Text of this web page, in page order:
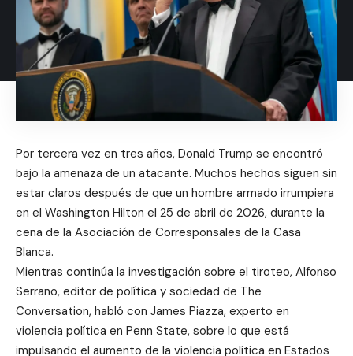
Por tercera vez en tres años, Donald Trump se encontró
bajo la amenaza de un atacante. Muchos hechos siguen sin
estar claros después de que un hombre armado irrumpiera
en el Washington Hilton el 25 de abril de 2026, durante la
cena de la Asociación de Corresponsales de la Casa
Blanca.
Mientras continúa la investigación sobre el tiroteo, Alfonso
Serrano, editor de política y sociedad de The
Conversation, habló con James Piazza, experto en
violencia política en Penn State, sobre lo que está
impulsando el aumento de la violencia política en Estados